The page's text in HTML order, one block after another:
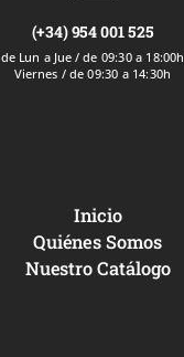
(+34) 954 001 525
de Lun a Jue / de 09:30 a 18:00h
Viernes / de 09:30 a 14:30h
Inicio
Quiénes Somos
Nuestro Catálogo